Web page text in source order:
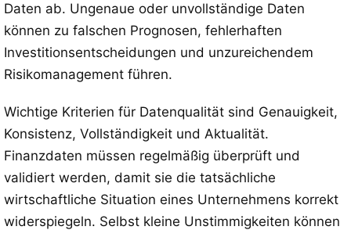
Daten ab. Ungenaue oder unvollständige Daten
können zu falschen Prognosen, fehlerhaften
Investitionsentscheidungen und unzureichendem
Risikomanagement führen.
Wichtige Kriterien für Datenqualität sind Genauigkeit,
Konsistenz, Vollständigkeit und Aktualität.
Finanzdaten müssen regelmäßig überprüft und
validiert werden, damit sie die tatsächliche
wirtschaftliche Situation eines Unternehmens korrekt
widerspiegeln. Selbst kleine Unstimmigkeiten können